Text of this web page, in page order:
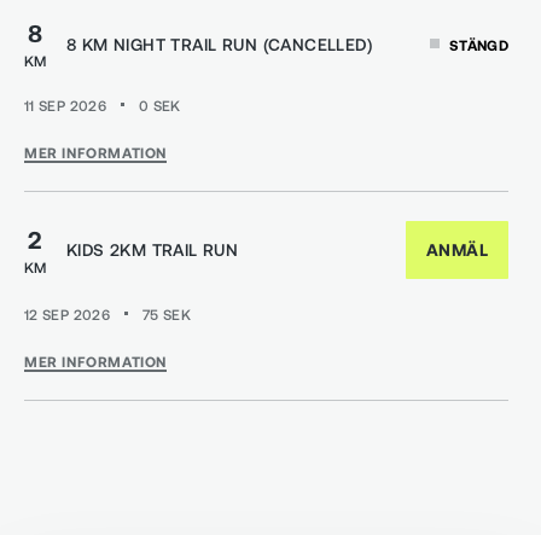
8
KM
8 KM NIGHT TRAIL RUN (CANCELLED) STÄNGD
11 SEP 2026 0 SEK
MER INFORMATION
2
KM
KIDS 2KM TRAIL RUN ANMÄL
12 SEP 2026 75 SEK
MER INFORMATION